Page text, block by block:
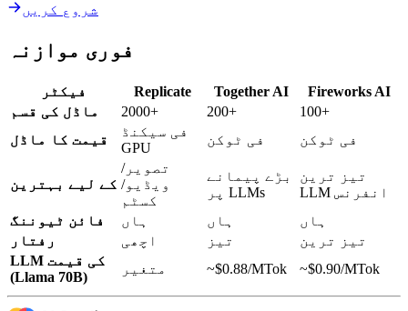
شروع کریں
فوری موازنہ
فیکٹر Replicate Together AI
Fireworks AI
ماڈل کی قسم
2000+ 200+
100+
قیمت کا ماڈل
فی سیکنڈ
GPU
فی ٹوکن فی ٹوکن
کے لیے بہترین
تصویر/
ویڈیو/
کسٹم
بڑے پیمانے
پر LLMs
تیز ترین
LLM انفرنس
فائن ٹیوننگ
ہاں ہاں
ہاں
رفتار
اچھی تیز
تیز ترین
LLM کی قیمت
(Llama 70B)
متغیر ~$0.88/MTok ~$0.90/MTok